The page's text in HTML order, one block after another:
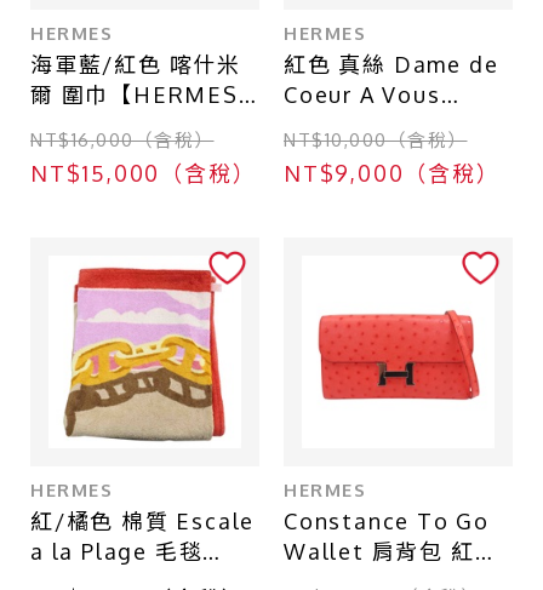
HERMES
海軍藍/紅色 喀什米
爾 圍巾【HERMES
NT$16,000（含稅）
NT$15,000（含稅）
HERMES
紅色 真絲 Dame de
Coeur A Vous
L'Honneur 方巾
90X90【HERMES
愛馬仕】
NT$10,000（含稅）
NT$9,000（含稅）
HERMES
紅/橘色 棉質 Escale
a la Plage 毛毯
【HERMES 愛馬
HERMES
Constance To Go
Wallet 肩背包 紅色
鴕鳥皮 銀扣 Z刻